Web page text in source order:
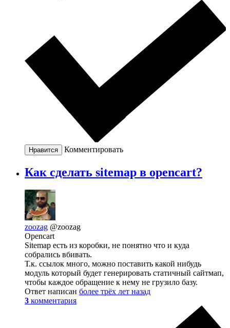
Нравится Комментировать
Как сделать sitemap в opencart?
zoozag @zoozag
Opencart
Sitemap есть из коробки, не понятно что и куда
собрались вбивать.
Т.к. ссылок много, можно поставить какой нибудь
модуль который будет генерировать статичный сайтмап,
чтобы каждое обращение к нему не грузило базу.
Ответ написан более трёх лет назад
3 комментария